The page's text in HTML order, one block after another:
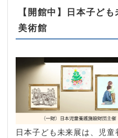
【開館中】日本子ど
美術館
日本子ども未来展は、児